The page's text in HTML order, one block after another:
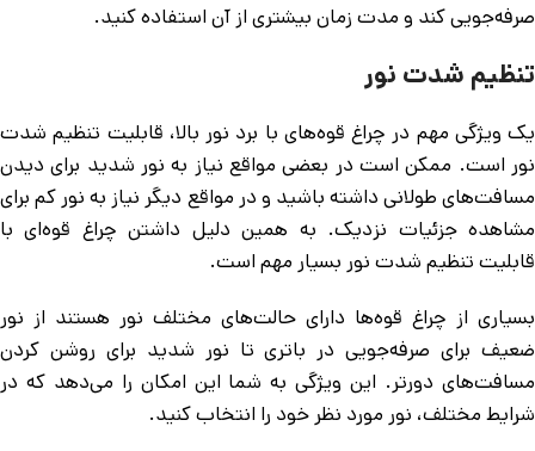
صرفه‌جویی کند و مدت زمان بیشتری از آن استفاده کنید.
تنظیم شدت نور
یک ویژگی مهم در چراغ قوه‌های با برد نور بالا، قابلیت تنظیم شدت
نور است. ممکن است در بعضی مواقع نیاز به نور شدید برای دیدن
مسافت‌های طولانی داشته باشید و در مواقع دیگر نیاز به نور کم برای
مشاهده جزئیات نزدیک. به همین دلیل داشتن چراغ قوه‌ای با
قابلیت تنظیم شدت نور بسیار مهم است.
بسیاری از چراغ قوه‌ها دارای حالت‌های مختلف نور هستند از نور
ضعیف برای صرفه‌جویی در باتری تا نور شدید برای روشن کردن
مسافت‌های دورتر. این ویژگی به شما این امکان را می‌دهد که در
شرایط مختلف، نور مورد نظر خود را انتخاب کنید.